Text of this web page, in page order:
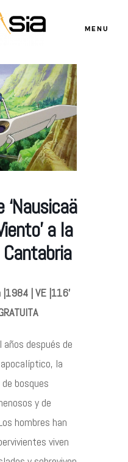
MENU
‘Nausicaä
a la
|1984 | VE |116’
después de
la
bosques
y de
hombres han
viven